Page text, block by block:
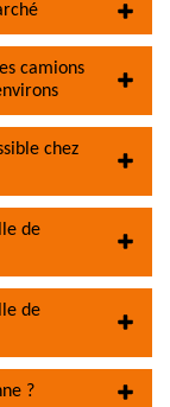
camions
chez
de
de
?